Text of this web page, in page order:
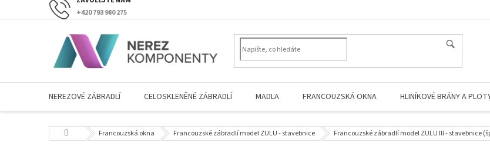
+420 793 980 275
NEREZOVÉ ZÁBRADLÍ CELOSKLENĚNÉ ZÁBRADLÍ MADLA FRANCOUZSKÁ OKNA HLINÍKOVÉ BRÁNY A
Domů Francouzská okna Francouzské zábradlí model ZULU - stavebnice Francouzské zábradlí model ZULU III - stavebnice